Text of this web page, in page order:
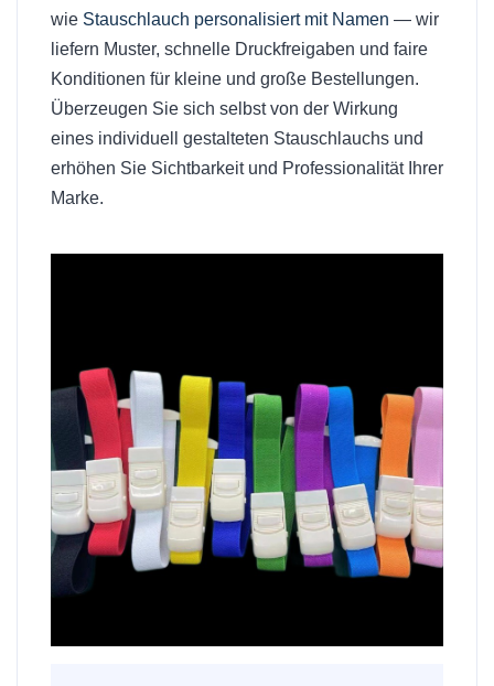
wie Stauschlauch personalisiert mit Namen — wir
liefern Muster, schnelle Druckfreigaben und faire
Konditionen für kleine und große Bestellungen.
Überzeugen Sie sich selbst von der Wirkung
eines individuell gestalteten Stauschlauchs und
erhöhen Sie Sichtbarkeit und Professionalität Ihrer
Marke.